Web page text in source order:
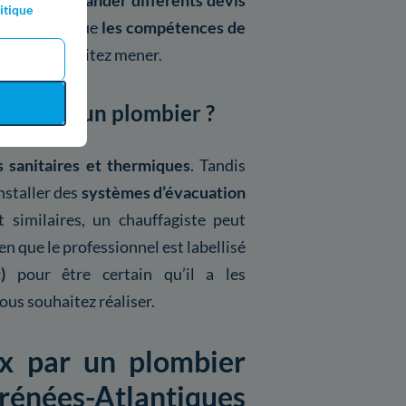
vérifier que les compétences de
vous souhaitez mener.
d’un plombier ?
sanitaires et thermiques. Tandis
des systèmes d’évacuation
un chauffagiste peut
que le professionnel est labellisé
pour être certain qu’il a les
souhaitez réaliser.
par un plombier
Atlantiques